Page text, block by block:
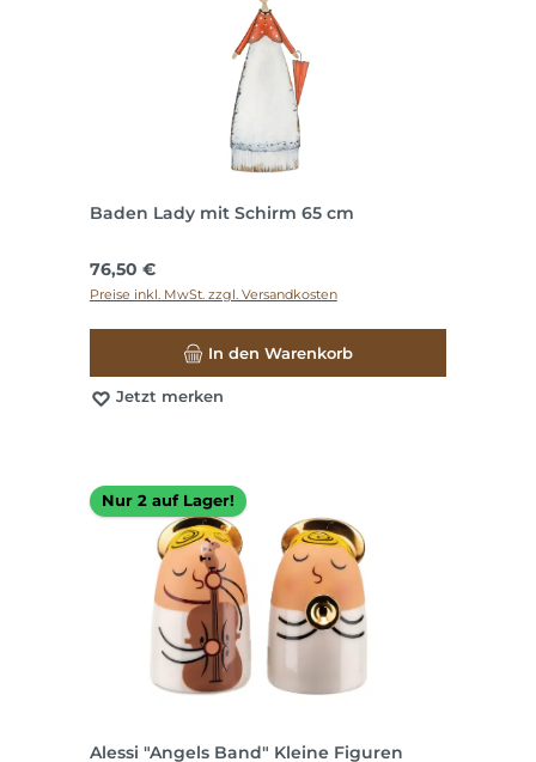
Baden Lady mit Schirm 65 cm
Regulärer Preis:
76,50 €
Preise inkl. MwSt. zzgl. Versandkosten
In den Warenkorb
Jetzt merken
Nur 2 auf Lager!
Alessi "Angels Band" Kleine Figuren